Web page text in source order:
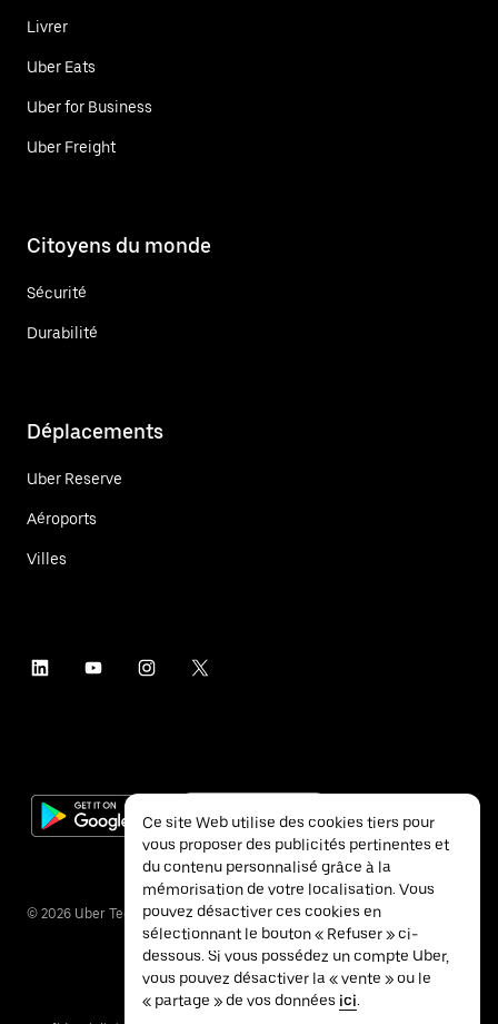
Livrer
Uber Eats
Uber for Business
Uber Freight
Citoyens du monde
Sécurité
Durabilité
Déplacements
Uber Reserve
Aéroports
Villes
© 2026 Uber Technologies Inc.
Ce site Web utilise des cookies tiers pour
vous proposer des publicités pertinentes et
du contenu personnalisé grâce à la
mémorisation de votre localisation. Vous
pouvez désactiver ces cookies en
sélectionnant le bouton « Refuser » ci-
dessous. Si vous possédez un compte Uber,
vous pouvez désactiver la « vente » ou le
« partage » de vos données ici.